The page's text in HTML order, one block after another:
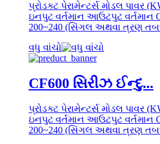
પ્રોડક્ટ પેરામેન્ટર્સ મોડલ પાવર
ઇનપુટ વર્તમાન આઉટપુટ વર્તમાન
200~240 (સિંગલ અથવા ત્રણ
વધુ વાંચો
CF600 સિરીઝ ઈન્દુ...
પ્રોડક્ટ પેરામેન્ટર્સ મોડલ પાવર
ઇનપુટ વર્તમાન આઉટપુટ વર્તમાન
200~240 (સિંગલ અથવા ત્રણ